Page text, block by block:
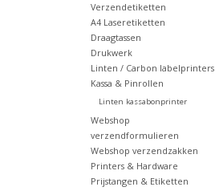
Verzendetiketten
A4 Laseretiketten
Draagtassen
Drukwerk
Linten / Carbon labelprinters
Kassa & Pinrollen
Linten kassabonprinter
Webshop
verzendformulieren
Webshop verzendzakken
Printers & Hardware
Prijstangen & Etiketten